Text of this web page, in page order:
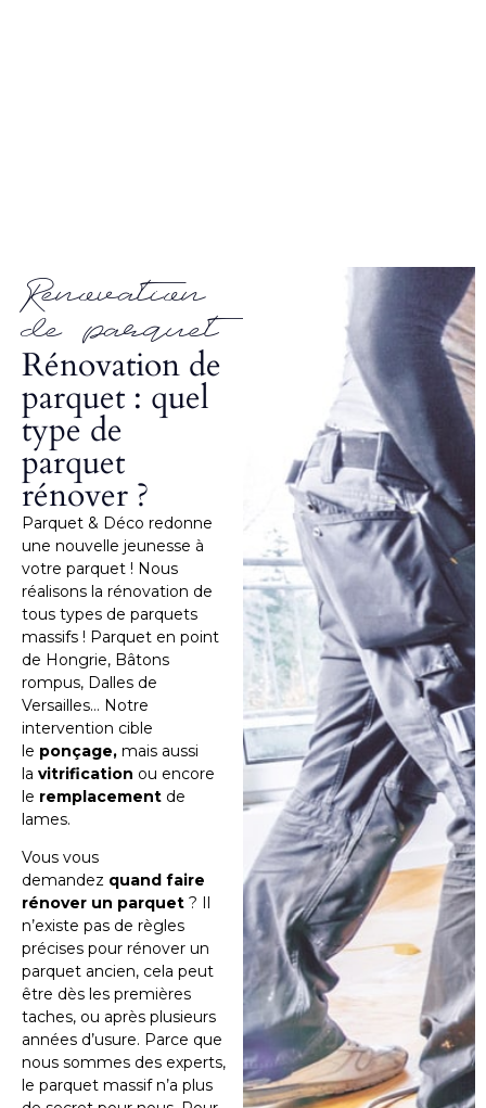
Renovation
de parquet
Rénovation de
parquet : quel
type de
parquet
rénover ?
Parquet & Déco redonne
une nouvelle jeunesse à
votre parquet ! Nous
réalisons la rénovation de
tous types de parquets
massifs ! Parquet en point
de Hongrie, Bâtons
rompus, Dalles de
Versailles… Notre
intervention cible
le ponçage, mais aussi
la vitrification ou encore
le remplacement de
lames.
Vous vous
demandez quand faire
rénover un parquet ? Il
n’existe pas de règles
précises pour rénover un
parquet ancien, cela peut
être dès les premières
taches, ou après plusieurs
années d’usure. Parce que
nous sommes des experts,
le parquet massif n’a plus